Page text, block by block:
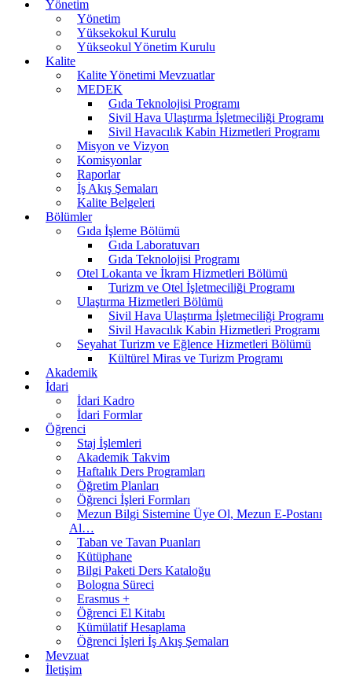
Yönetim
Yönetim
Yüksekokul Kurulu
Yükseokul Yönetim Kurulu
Kalite
Kalite Yönetimi Mevzuatlar
MEDEK
Gıda Teknolojisi Programı
Sivil Hava Ulaştırma İşletmeciliği Programı
Sivil Havacılık Kabin Hizmetleri Programı
Misyon ve Vizyon
Komisyonlar
Raporlar
İş Akış Şemaları
Kalite Belgeleri
Bölümler
Gıda İşleme Bölümü
Gıda Laboratuvarı
Gıda Teknolojisi Programı
Otel Lokanta ve İkram Hizmetleri Bölümü
Turizm ve Otel İşletmeciliği Programı
Ulaştırma Hizmetleri Bölümü
Sivil Hava Ulaştırma İşletmeciliği Programı
Sivil Havacılık Kabin Hizmetleri Programı
Seyahat Turizm ve Eğlence Hizmetleri Bölümü
Kültürel Miras ve Turizm Programı
Akademik
İdari
İdari Kadro
İdari Formlar
Öğrenci
Staj İşlemleri
Akademik Takvim
Haftalık Ders Programları
Öğretim Planları
Öğrenci İşleri Formları
Mezun Bilgi Sistemine Üye Ol, Mezun E-Postanı
Al…
Taban ve Tavan Puanları
Kütüphane
Bilgi Paketi Ders Kataloğu
Bologna Süreci
Erasmus +
Öğrenci El Kitabı
Kümülatif Hesaplama
Öğrenci İşleri İş Akış Şemaları
Mevzuat
İletişim